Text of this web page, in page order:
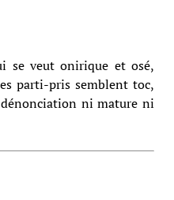
se veut onirique et osé,
parti-pris semblent toc,
ni mature ni